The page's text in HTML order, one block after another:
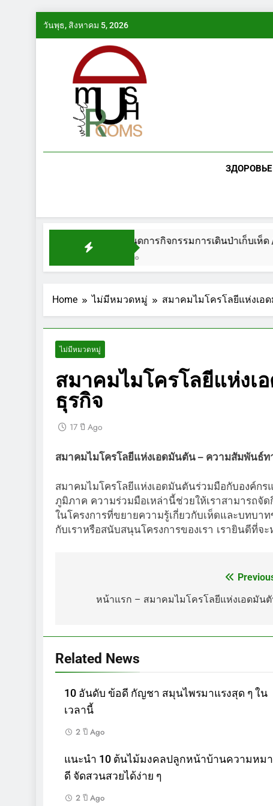
วันพุธ, สิงหาคม 5, 2026
กำหนดการกิจกรรมการเดินป่าเก็บเห็ด /
Home ไม่มีหมวดหมู่ สมาคมไมโครโลยีแห่งเอ
ไม่มีหมวดหมู่
สมาคมไมโครโลยีแห่ง
ธุรกิจ
17 ปี Ago
สมาคมไมโครโลยีแห่งเอดมันตัน – ความสัมพันธ์ท
สมาคมไมโครโลยีแห่งเอดมันตันร่วมมือกับองค์กร
ภูมิภาค ความร่วมมือเหล่านี้ช่วยให้เราสามารถจั
ในโครงการที่ขยายความรู้เกี่ยวกับเห็ดและบทบ
กับเราหรือสนับสนุนโครงการของเรา เรายินดีที่จ
หน้าแรก – สมาคมไมโครโลยีแห่งเอดมัน
Related News
10 อันดับ ข้อดี กัญชา สมุนไพรมาแรงสุด ๆ ใน
เวลานี้
2 ปี Ago
แนะนำ 10 ต้นไม้มงคลปลูกหน้าบ้านความหม
ดี จัดสวนสวยได้ง่าย ๆ
2 ปี Ago